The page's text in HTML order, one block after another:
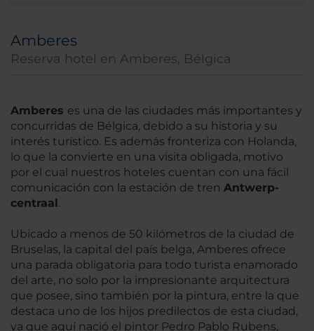
Amberes
Reserva hotel en Amberes, Bélgica
Amberes es una de las ciudades más importantes y
concurridas de Bélgica, debido a su historia y su
interés turístico. Es además fronteriza con Holanda,
lo que la convierte en una visita obligada, motivo
por el cual nuestros hoteles cuentan con una fácil
comunicación con la estación de tren Antwerp-
centraal.
Ubicado a menos de 50 kilómetros de la ciudad de
Bruselas, la capital del país belga, Amberes ofrece
una parada obligatoria para todo turista enamorado
del arte, no solo por la impresionante arquitectura
que posee, sino también por la pintura, entre la que
destaca uno de los hijos predilectos de esta ciudad,
ya que aquí nació el pintor Pedro Pablo Rubens,